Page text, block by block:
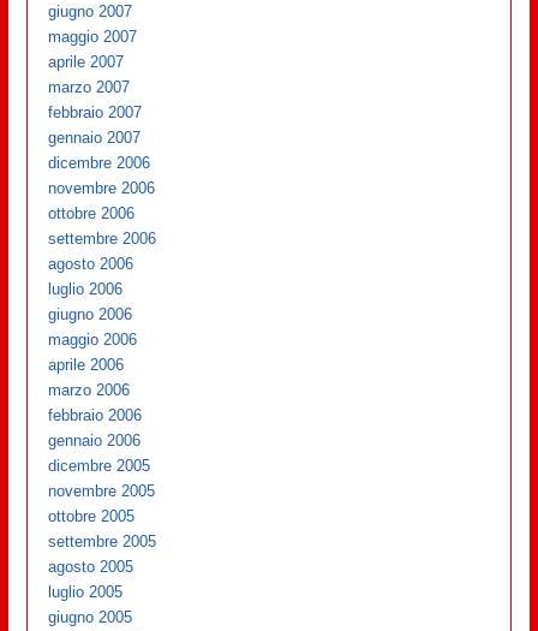
giugno 2007
maggio 2007
aprile 2007
marzo 2007
febbraio 2007
gennaio 2007
dicembre 2006
novembre 2006
ottobre 2006
settembre 2006
agosto 2006
luglio 2006
giugno 2006
maggio 2006
aprile 2006
marzo 2006
febbraio 2006
gennaio 2006
dicembre 2005
novembre 2005
ottobre 2005
settembre 2005
agosto 2005
luglio 2005
giugno 2005